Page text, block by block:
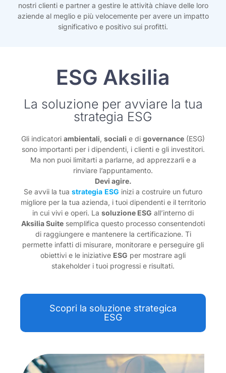
nostri clienti e partner a gestire le attività chiave delle loro
aziende al meglio e più velocemente per avere un impatto
significativo e positivo sui profitti.
ESG Aksilia
La soluzione per avviare la tua
strategia ESG
Gli indicatori ambientali, sociali e di governance (ESG)
sono importanti per i dipendenti, i clienti e gli investitori.
Ma non puoi limitarti a parlarne, ad apprezzarli e a
rinviare l’appuntamento.
Devi agire.
Se avvii la tua strategia ESG inizi a costruire un futuro
migliore per la tua azienda, i tuoi dipendenti e il territorio
in cui vivi e operi. La soluzione ESG all’interno di
Aksilia Suite semplifica questo processo consentendoti
di raggiungere e mantenere la certificazione. Ti
permette infatti di misurare, monitorare e perseguire gli
obiettivi e le iniziative ESG per mostrare agli
stakeholder i tuoi progressi e risultati.
Scopri la soluzione strategica
ESG